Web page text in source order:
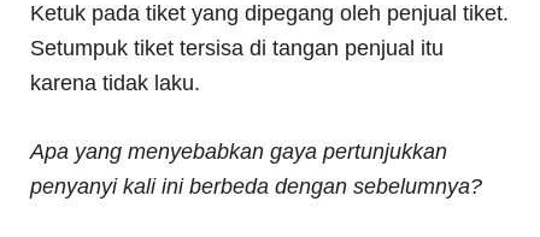
Ketuk pada tiket yang dipegang oleh penjual tiket.
Setumpuk tiket tersisa di tangan penjual itu
karena tidak laku.
Apa yang menyebabkan gaya pertunjukkan
penyanyi kali ini berbeda dengan sebelumnya?